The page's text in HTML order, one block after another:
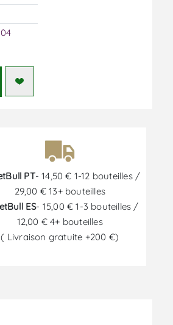
PT- 14,50 € 1-12 bouteilles /
29,00 € 13+ bouteilles
ES- 15,00 € 1-3 bouteilles /
12,00 € 4+ bouteilles
( Livraison gratuite +200 €)